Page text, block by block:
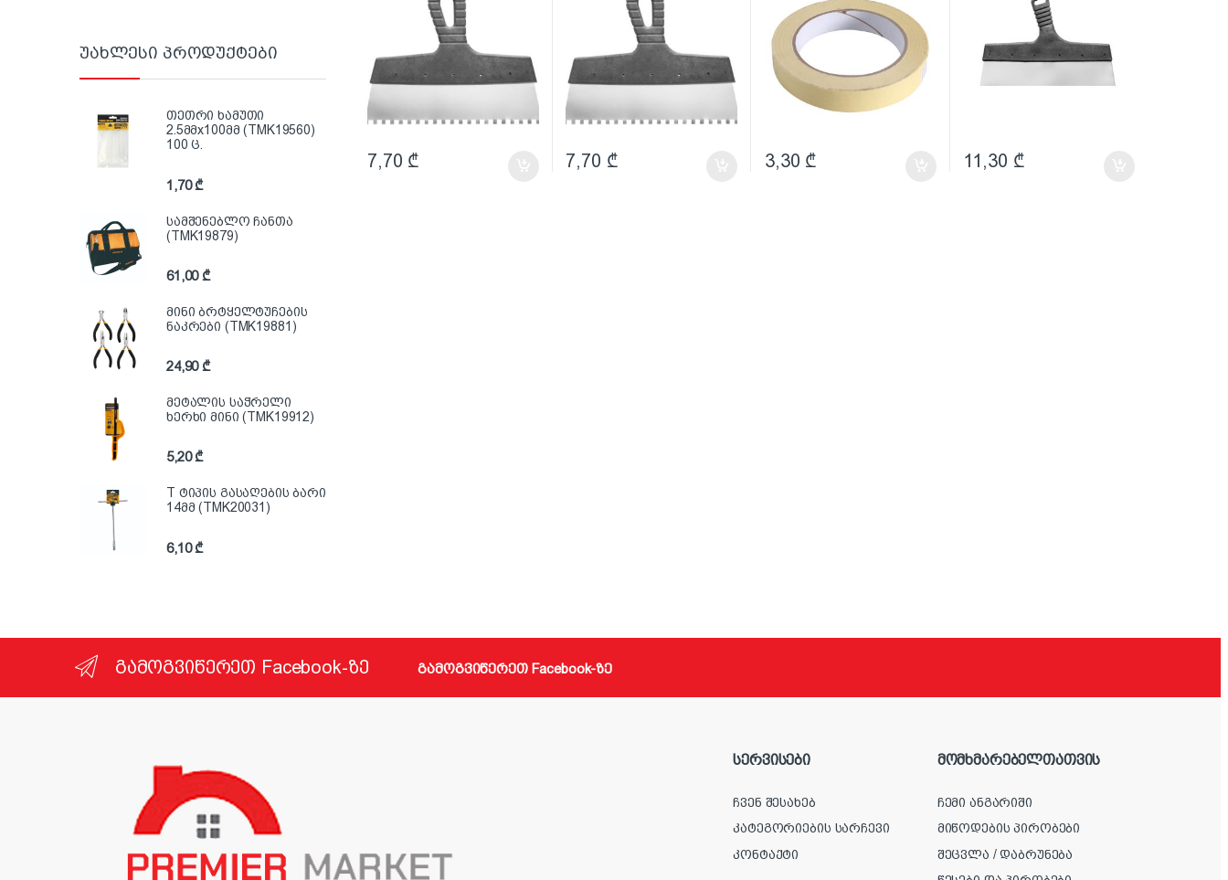
7,70 ₾ 7,70 ₾ 3,30 ₾ 11,30 ₾
უახლესი პროდუქტები
თეთრი ხამუთი
2.5მმx100მმ (TMK19560)
100 ც.
1,70₾
სამშენებლო ჩანთა
(TMK19879)
61,00₾
მინი ბრტყელტუჩების
ნაკრები (TMK19881)
24,90₾
მეტალის საჭრელი
ხერხი მინი (TMK19912)
5,20₾
T ტიპის გასაღების ბარი
14მმ (TMK20031)
6,10₾
გამოგვიწერეთ Facebook-ზე გამოგვიწერეთ Facebook-ზე
სერვისები
ჩვენ შესახებ
კატეგორიების სარჩევი
კონტაქტი
მომხმარებელთათვის
ჩემი ანგარიში
მიწოდების პირობები
შეცვლა / დაბრუნება